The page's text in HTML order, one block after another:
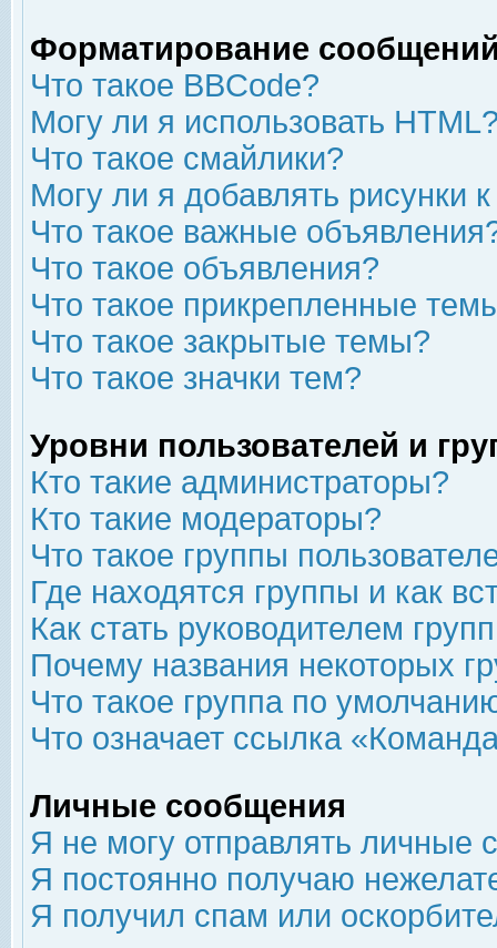
Форматирование
Что такое BBCode?
Могу ли я использовать
Что такое смайлики?
Могу ли я добавлять рисунки
Что такое важные
Что такое объявления?
Что такое прикрепленные
Что такое закрытые темы?
Что такое значки тем?
Уровни пользователей и
Кто такие администраторы?
Кто такие модераторы?
Что такое группы
Где находятся группы и как
Как стать руководителем
Почему названия некоторых
Что такое группа по
Что означает ссылка
Личные сообщения
Я не могу отправлять личные
Я постоянно получаю
Я получил спам или